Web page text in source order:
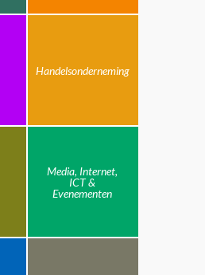
Handelsonderneming
Media, Internet,
ICT &
Evenementen